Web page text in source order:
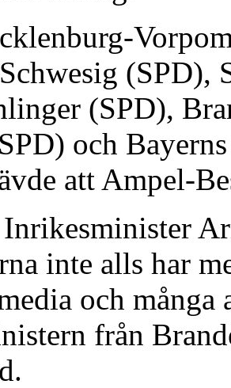
(SPD),
(SPD),
och
att Ampel-
Inrikesminister
inte alls har
och
från